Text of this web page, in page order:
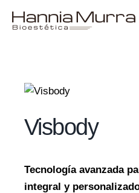
Visbody
Tecnología avanzada
integral y